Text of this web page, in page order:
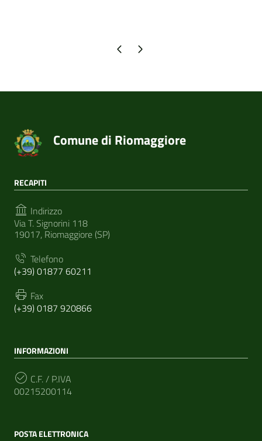
Pagina precedente
Pagina successiva
Comune di Riomaggiore
RECAPITI
Indirizzo
Via T. Signorini 118
19017, Riomaggiore (SP)
Telefono
(+39) 01877 60211
Fax
(+39) 0187 920866
INFORMAZIONI
C.F. / P.IVA
00215200114
POSTA ELETTRONICA